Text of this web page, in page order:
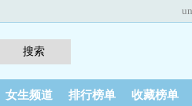
女生频道 排行榜单 收藏榜单